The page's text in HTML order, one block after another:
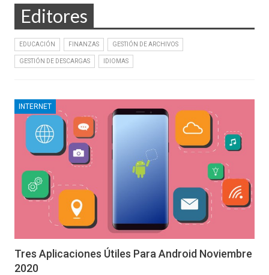
Editores
EDUCACIÓN FINANZAS GESTIÓN DE ARCHIVOS
GESTIÓN DE DESCARGAS IDIOMAS
INTERNET
Tres Aplicaciones Útiles Para Android Noviembre
2020